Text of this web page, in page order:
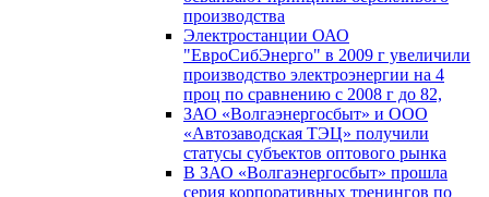
производства
Электростанции ОАО
"ЕвроСибЭнерго" в 2009 г увеличили
производство электроэнергии на 4
проц по сравнению с 2008 г до 82,
ЗАО «Волгаэнергосбыт» и ООО
«Автозаводская ТЭЦ» получили
статусы субъектов оптового рынка
В ЗАО «Волгаэнергосбыт» прошла
серия корпоративных тренингов по